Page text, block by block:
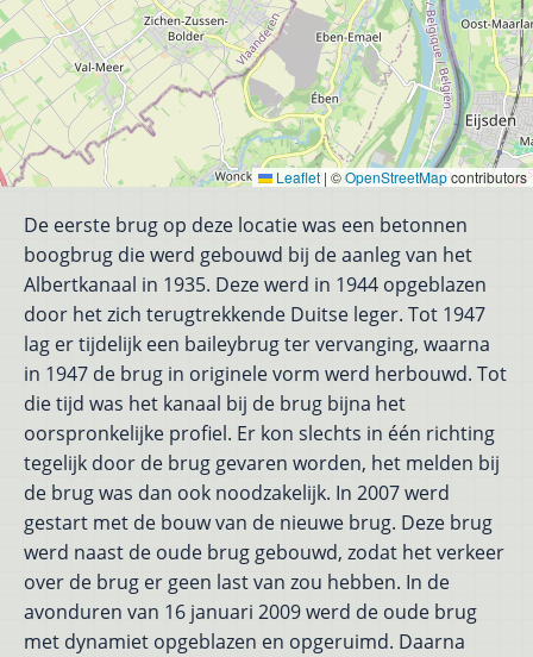
Leaflet | ©OpenStreetMapcontributors
De eerste brug op deze locatie was een betonnen
boogbrug die werd gebouwd bij de aanleg van het
Albertkanaal in 1935. Deze werd in 1944 opgeblazen
door het zich terugtrekkende Duitse leger. Tot 1947
lag er tijdelijk een baileybrug ter vervanging, waarna
in 1947 de brug in originele vorm werd herbouwd. Tot
die tijd was het kanaal bij de brug bijna het
oorspronkelijke profiel. Er kon slechts in één richting
tegelijk door de brug gevaren worden, het melden bij
de brug was dan ook noodzakelijk. In 2007 werd
gestart met de bouw van de nieuwe brug. Deze brug
werd naast de oude brug gebouwd, zodat het verkeer
over de brug er geen last van zou hebben. In de
avonduren van 16 januari 2009 werd de oude brug
met dynamiet opgeblazen en opgeruimd. Daarna